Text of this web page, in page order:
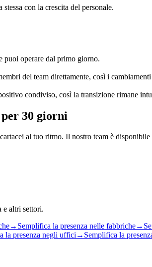
con la crescita del personale.
puoi operare dal primo giorno.
del team direttamente, così i
condiviso, così la transizione rimane
30 giorni
al tuo ritmo. Il nostro team è
e altri settori.
→ Semplifica la presenza nelle fabbriche→
la presenza negli uffici → Semplifica la